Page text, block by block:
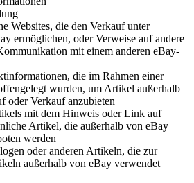
Websites, die den Verkauf unter
ermöglichen, oder Verweise auf andere
mit einem anderen eBay-
die im Rahmen einer
wurden, um Artikel außerhalb
oder Verkauf anzubieten
mit dem Hinweis oder Link auf
Artikel, die außerhalb von eBay
werden
oder anderen Artikeln, die zur
außerhalb von eBay verwendet